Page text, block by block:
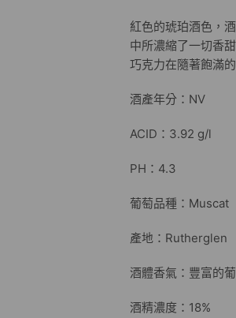
紅色的琥珀酒色，
中所濃縮了一切香
巧克力在隨著飽滿
酒產年分：NV
ACID：3.92 g/l
PH：4.3
葡萄品種：Muscat
產地：Rutherglen
酒體香氣：豐富的
酒精濃度：18%